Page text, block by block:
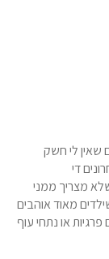
שאין לי חשק
די
מצריך ממני
מאוד אוהבים
או נתחי עוף